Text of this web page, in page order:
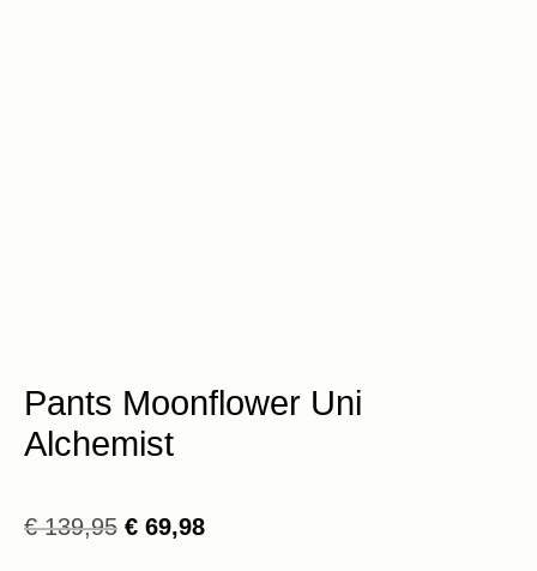
Pants Moonflower Uni
Alchemist
€139,95 Oorspronkelijke
€ 69,98Huidige